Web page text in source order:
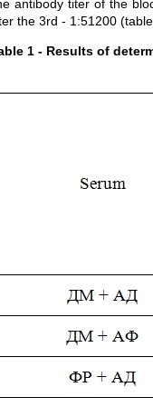
antibody titer of the
the 3rd - 1:51200
1 - Results of